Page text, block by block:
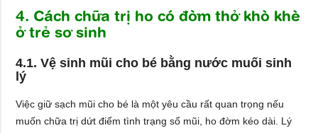
4. Cách chữa trị ho có đờm thở khò khè
ở trẻ sơ sinh
4.1. Vệ sinh mũi cho bé bằng nước muối sinh
lý
Việc giữ sạch mũi cho bé là một yêu cầu rất quan trọng nếu
muốn chữa trị dứt điểm tình trạng sổ mũi, ho đờm kéo dài. Lý